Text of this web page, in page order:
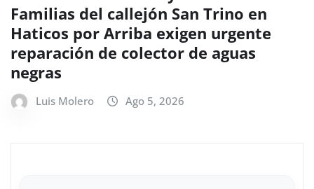
Familias del callejón San Trino en
Haticos por Arriba exigen urgente
reparación de colector de aguas
negras
Luis Molero Ago 5, 2026